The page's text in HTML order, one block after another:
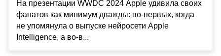
На презентации WWDC 2024 Apple удивила своих
фанатов как минимум дважды: во-первых, когда
не упомянула о выпуске нейросети Apple
Intelligence, а во-в...